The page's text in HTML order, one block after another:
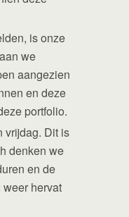
is onze
we
aangezien
en deze
portfolio.
vrijdag. Dit is
denken we
en de
hervat